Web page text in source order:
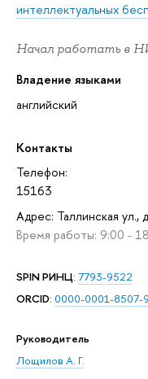
интеллектуальных
Начал работать в
Владение языками
английский
Контакты
Телефон:
15163
Адрес: Таллинская ул.,
Время работы: 9:00 -
SPIN РИНЦ: 7793-9522
ORCID: 0000-0001-8507-
Руководитель
Лощилов А. Г.